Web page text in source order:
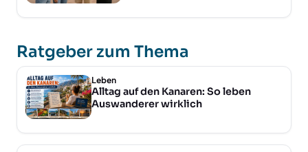
Ratgeber zum Thema
Leben
Alltag auf den Kanaren: So leben
Auswanderer wirklich